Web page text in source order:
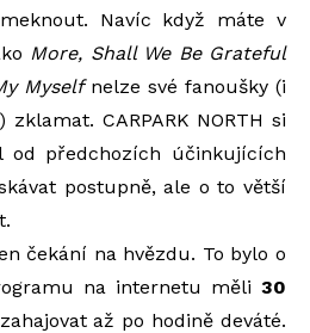
Navíc když máte v
More, Shall We Be Grateful
Myselfnelze své fanoušky (i
CARPARK NORTH si
od předchozích účinkujících
postupně, ale o to větší
čekání na hvězdu. To bylo o
na internetu měli 30
zahajovat až po hodině deváté.